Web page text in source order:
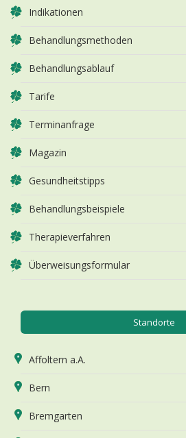
Indikationen
Behandlungsmethoden
Behandlungsablauf
Tarife
Terminanfrage
Magazin
Gesundheitstipps
Behandlungsbeispiele
Therapieverfahren
Überweisungsformular
Standorte
Affoltern a.A.
Bern
Bremgarten